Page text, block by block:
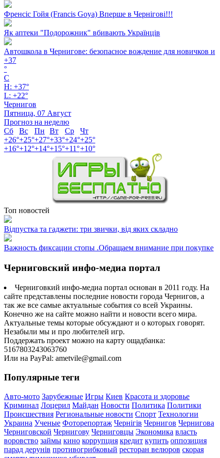
Френсіс Гойя (Francis Goya) Вперше в Чернігові!!!
Як аптеки "Подорожник" вбивають Українців
Автошкола в Чернигове: безопасное вождение для новичков и
+37
°
C
H: +37°
L: +22°
Чернигов
Пятница, 07 Август
Прогноз на неделю
Сб
Вс Пн Вт Ср
Чт
+26°+25°+27°+33°+24°+25°
+16°+12°+14°+15°+11°+10°
Топ новостей
Відпустка та гаджети: три звички, від яких складно
Важность фиксации стопы .Обращаем внимание при покупке
Черниговский инфо-медиа портал
Черниговкий инфо-медиа портал основан в 2011 году. На
сайте представлены последние новости города Чернигов, а
так же все самые актуальные события со всей Украины.
Конечно же на сайте можно найти и новости всего мира.
Актуальные темы которые обсуждают и о которых говорят.
Незабыли мы и про любителей игр.
Поддержать проект можно на карту ощадбанка:
5167803243063760
Или на PayPal: ametvile@gmail.com
Популярные теги
Авто-мото Зарубежные Игры Киев Красота и здоровье
Криминал Лоцерил Майдан Новости Политика Политики
Происшествия Региональные новости Спорт Технологии
Украина Ученые Фоторепортаж Чернігів Чернигов Чернигова
Черниговской Чернигову Черниговцы Экономика власть
воровство займы кино коррупция кредит купить оппозиция
парад дерунів противогрибковый ресторан велюров скорая